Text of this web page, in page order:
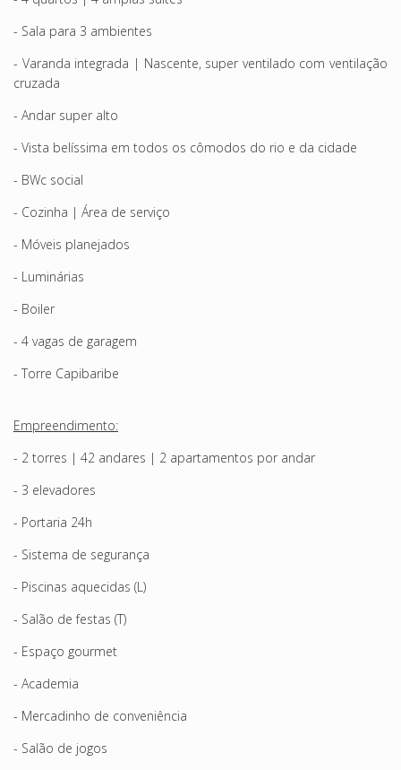
- Sala para 3 ambientes
- Varanda integrada | Nascente, super ventilado com ventilação
cruzada
- Andar super alto
- Vista belíssima em todos os cômodos do rio e da cidade
- BWc social
- Cozinha | Área de serviço
- Móveis planejados
- Luminárias
- Boiler
- 4 vagas de garagem
- Torre Capibaribe
Empreendimento:
- 2 torres | 42 andares | 2 apartamentos por andar
- 3 elevadores
- Portaria 24h
- Sistema de segurança
- Piscinas aquecidas (L)
- Salão de festas (T)
- Espaço gourmet
- Academia
- Mercadinho de conveniência
- Salão de jogos